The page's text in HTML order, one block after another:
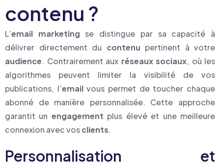
contenu ?
L’email marketing se distingue par sa capacité à
délivrer directement du contenu pertinent à votre
audience. Contrairement aux réseaux sociaux, où les
algorithmes peuvent limiter la visibilité de vos
publications, l’emailvous permet de toucher chaque
abonné de manière personnalisée. Cette approche
garantit un engagement plus élevé et une meilleure
connexion avec vosclients.
Personnalisation et